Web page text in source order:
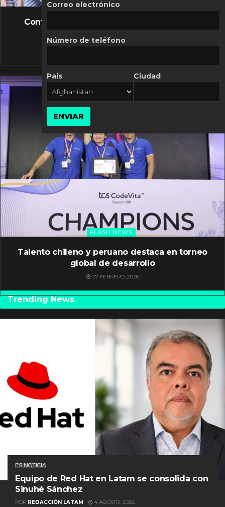
FLASH NEWS
Controversia de Mercado Libre por costos
10 MARZO, 2026
FLASH NEWS
Talento chileno y peruano destaca en torneo
global de desarrollo
27 FEBRERO, 2026
Trending News
ES NOTICIA
Equipo de Red Hat en Latam se consolida con
Sinuhé Sánchez
POR REDACCIÓN LATAM 4 AGOSTO, 2026
Correo electrónico
Número de teléfono
Pais Ciudad
ENVIAR